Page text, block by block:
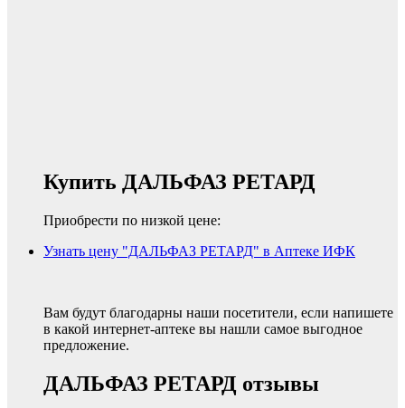
Купить ДАЛЬФАЗ РЕТАРД
Приобрести по низкой цене:
Узнать цену "ДАЛЬФАЗ РЕТАРД" в Аптеке ИФК
Вам будут благодарны наши посетители, если напишете
в какой интернет-аптеке вы нашли самое выгодное
предложение.
ДАЛЬФАЗ РЕТАРД отзывы